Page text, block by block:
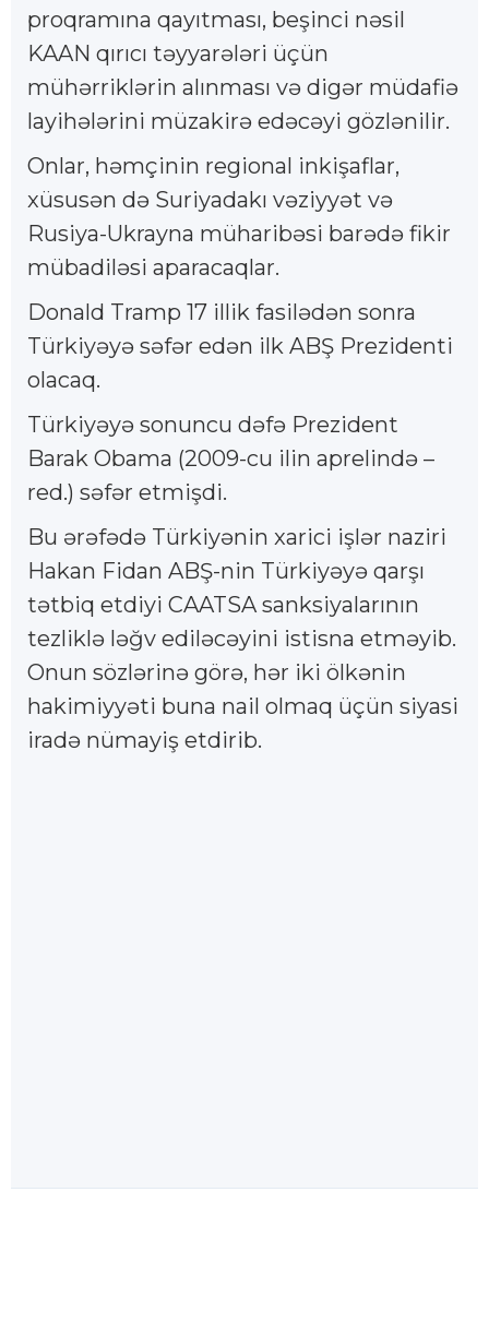
proqramına qayıtması, beşinci nəsil
KAAN qırıcı təyyarələri üçün
mühərriklərin alınması və digər müdafiə
layihələrini müzakirə edəcəyi gözlənilir.
Onlar, həmçinin regional inkişaflar,
xüsusən də Suriyadakı vəziyyət və
Rusiya-Ukrayna müharibəsi barədə fikir
mübadiləsi aparacaqlar.
Donald Tramp 17 illik fasilədən sonra
Türkiyəyə səfər edən ilk ABŞ Prezidenti
olacaq.
Türkiyəyə sonuncu dəfə Prezident
Barak Obama (2009-cu ilin aprelində –
red.) səfər etmişdi.
Bu ərəfədə Türkiyənin xarici işlər naziri
Hakan Fidan ABŞ-nin Türkiyəyə qarşı
tətbiq etdiyi CAATSA sanksiyalarının
tezliklə ləğv ediləcəyini istisna etməyib.
Onun sözlərinə görə, hər iki ölkənin
hakimiyyəti buna nail olmaq üçün siyasi
iradə nümayiş etdirib.